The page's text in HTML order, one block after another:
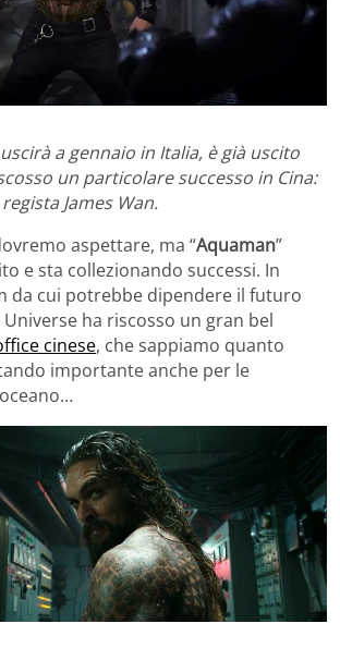
a gennaio in Italia, è già uscito
un particolare successo in Cina:
James Wan.
aspettare, ma “Aquaman”
e sta collezionando successi. In
da cui potrebbe dipendere il futuro
Universe ha riscosso un gran bel
cinese, che sappiamo quanto
importante anche per le